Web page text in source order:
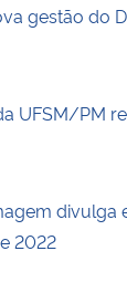
gestão do
UFSM/PM
divulga
2022